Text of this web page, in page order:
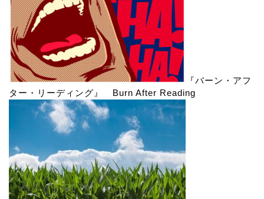
『バーン・アフ
ター・リーディング』 Burn After Reading